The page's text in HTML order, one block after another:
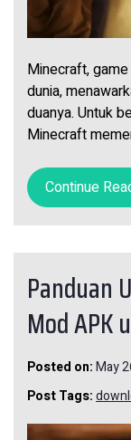
Minecraft,
dunia,
duanya. Untuk
Minecraft
Continue
Panduan
Mod APK
Posted on:May
Post Tags: